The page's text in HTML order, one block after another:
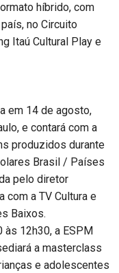
híbrido, com
no Circuito
Itaú Cultural Play e
em 14 de agosto,
e contará com a
produzidos durante
Brasil / Países
pelo diretor
com a TV Cultura e
Baixos.
12h30, a ESPM
a masterclass
e adolescentes